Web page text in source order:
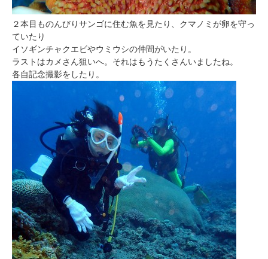
２本目ものんびりサンゴに住む魚を見たり、クマノミが卵を守っ
ていたり
イソギンチャクエビやウミウシの仲間がいたり。
ラストはカメさん狙いへ。それはもうたくさんいましたね。
各自記念撮影をしたり。